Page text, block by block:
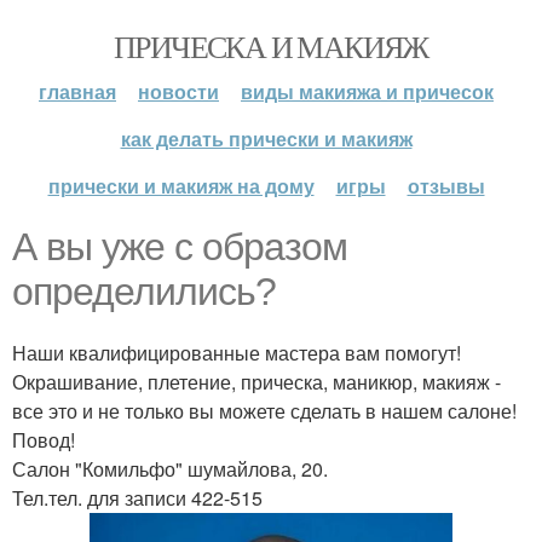
ПРИЧЕСКА И МАКИЯЖ
главная новости
виды макияжа и причесок
как делать прически и макияж
прически и макияж на дому
игры отзывы
А вы уже с образом
определились?
Наши квалифицированные мастера вам помогут!
Окрашивание, плетение, прическа, маникюр, макияж -
все это и не только вы можете сделать в нашем салоне!
Повод!
Салон "Комильфо" шумайлова, 20.
Тел.тел. для записи 422-515